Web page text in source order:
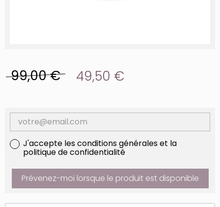
99,00 € 49,50 €
J'accepte les conditions générales et la
politique de confidentialité
Prévenez-moi lorsque le produit est disponible